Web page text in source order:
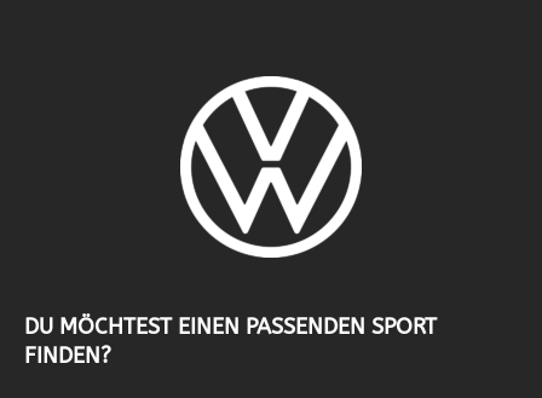
DU MÖCHTEST EINEN PASSENDEN SPORT
FINDEN?